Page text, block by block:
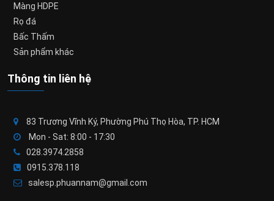
Màng HDPE
Rọ đá
Bấc Thấm
Sản phẩm khác
Thông tin liên hệ
83 Trương Vĩnh Ký, Phường Phú Thọ Hòa, TP. HCM
Mon - Sat: 8:00 - 17:30
028.3974.2858
0915.378.118
salesp.phuannam@gmail.com